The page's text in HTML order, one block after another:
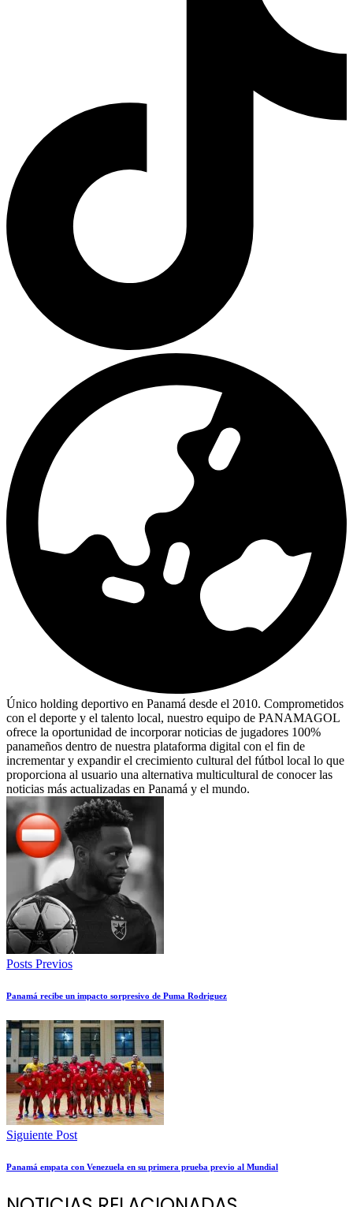
Único holding deportivo en Panamá desde el 2010. Comprometidos
con el deporte y el talento local, nuestro equipo de PANAMAGOL
ofrece la oportunidad de incorporar noticias de jugadores 100%
panameños dentro de nuestra plataforma digital con el fin de
incrementar y expandir el crecimiento cultural del fútbol local lo que
proporciona al usuario una alternativa multicultural de conocer las
noticias más actualizadas en Panamá y el mundo.
Posts Previos
Panamá recibe un impacto sorpresivo de Puma Rodriguez
Siguiente Post
Panamá empata con Venezuela en su primera prueba previo al Mundial